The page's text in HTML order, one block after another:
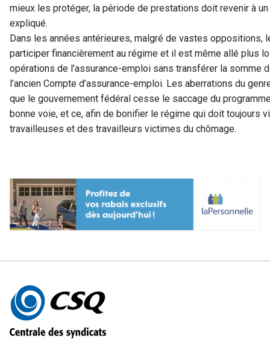
mieux les protéger, la période de prestations doit revenir à
expliqué.
Dans les années antérieures, malgré de vastes oppositions,
participer financièrement au régime et il est même allé plus
opérations de l’assurance-emploi sans transférer la somme
l’ancien Compte d’assurance-emploi. Les aberrations du
que le gouvernement fédéral cesse le saccage du
bonne voie, et ce, afin de bonifier le régime qui doit toujours
travailleuses et des travailleurs victimes du chômage.
Autres
informations